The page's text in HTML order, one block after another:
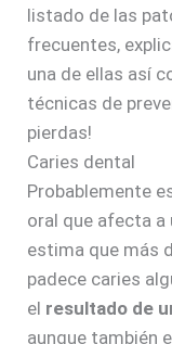
listado de las
frecuentes,
una de ellas así
técnicas de
pierdas!
Caries dental
Probablemente
oral que afecta a
estima que más
padece caries
el resultado de
aunque también